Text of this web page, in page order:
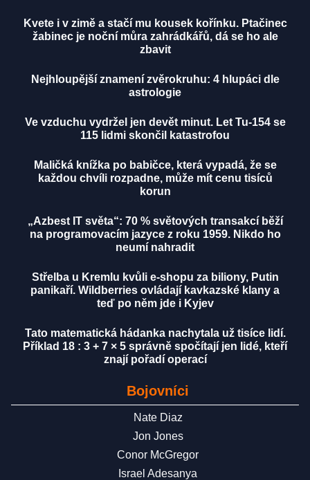
Kvete i v zimě a stačí mu kousek kořínku. Ptačinec
žabinec je noční můra zahrádkářů, dá se ho ale
zbavit
Nejhloupější znamení zvěrokruhu: 4 hlupáci dle
astrologie
Ve vzduchu vydržel jen devět minut. Let Tu-154 se
115 lidmi skončil katastrofou
Maličká knížka po babičce, která vypadá, že se
každou chvíli rozpadne, může mít cenu tisíců
korun
„Azbest IT světa“: 70 % světových transakcí běží
na programovacím jazyce z roku 1959. Nikdo ho
neumí nahradit
Střelba u Kremlu kvůli e-shopu za biliony, Putin
panikaří. Wildberries ovládají kavkazské klany a
teď po něm jde i Kyjev
Tato matematická hádanka nachytala už tisíce lidí.
Příklad 18 : 3 + 7 × 5 správně spočítají jen lidé, kteří
znají pořadí operací
Bojovníci
Nate Diaz
Jon Jones
Conor McGregor
Israel Adesanya